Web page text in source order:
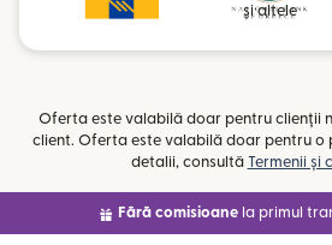
și altele
Oferta este valabilă doar pentru clienții
client. Oferta este valabilă doar pentru o
detalii, consultă Termenii și
Fără comisioanela primul